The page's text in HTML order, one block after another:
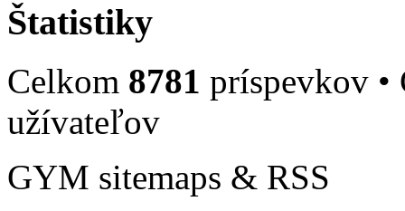
Štatistiky
Celkom 8781 príspevkov
užívateľov
GYM sitemaps & RSS